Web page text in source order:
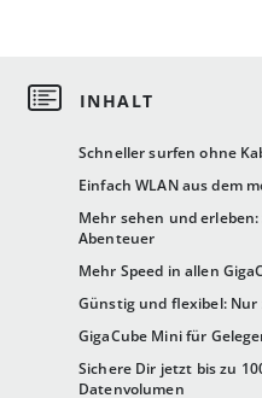
Schneller surfen ohne
Einfach WLAN aus dem
Mehr sehen und
Abenteuer
Mehr Speed in allen
Günstig und flexibel:
GigaCube Mini für
Sichere Dir jetzt bis zu
Datenvolumen